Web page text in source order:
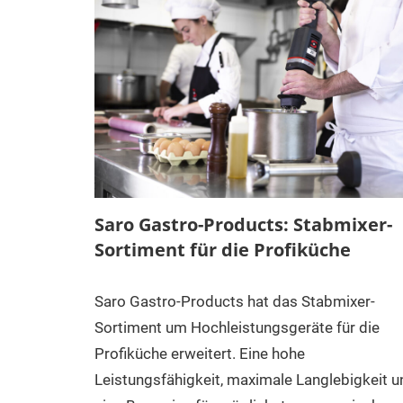
Saro Gastro-Products: Stabmixer-
Sortiment für die Profiküche
Saro Gastro-Products hat das Stabmixer-
Sortiment um Hochleistungsgeräte für die
Profiküche erweitert. Eine hohe
Leistungsfähigkeit, maximale Langlebigkeit